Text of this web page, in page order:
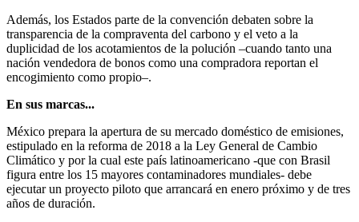
Además, los Estados parte de la convención debaten sobre la
transparencia de la compraventa del carbono y el veto a la
duplicidad de los acotamientos de la polución –cuando tanto una
nación vendedora de bonos como una compradora reportan el
encogimiento como propio–.
En sus marcas...
México prepara la apertura de su mercado doméstico de emisiones,
estipulado en la reforma de 2018 a la Ley General de Cambio
Climático y por la cual este país latinoamericano -que con Brasil
figura entre los 15 mayores contaminadores mundiales- debe
ejecutar un proyecto piloto que arrancará en enero próximo y de tres
años de duración.